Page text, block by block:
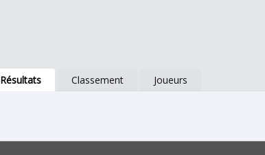
Résultats Classement Joueurs